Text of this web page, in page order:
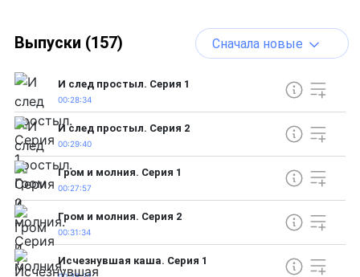
Выпуски (157) Сначала новые
И след простыл. Серия 1
00:28:34
И след простыл. Серия 2
00:29:40
Гром и молния. Серия 1
00:27:57
Гром и молния. Серия 2
00:31:34
Исчезнувшая каша. Серия 1